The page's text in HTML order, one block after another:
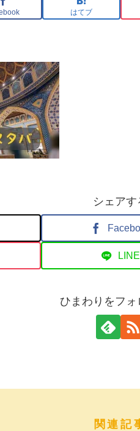
はてブ
シェアす
LINE
ひまわりをフォ
関連記